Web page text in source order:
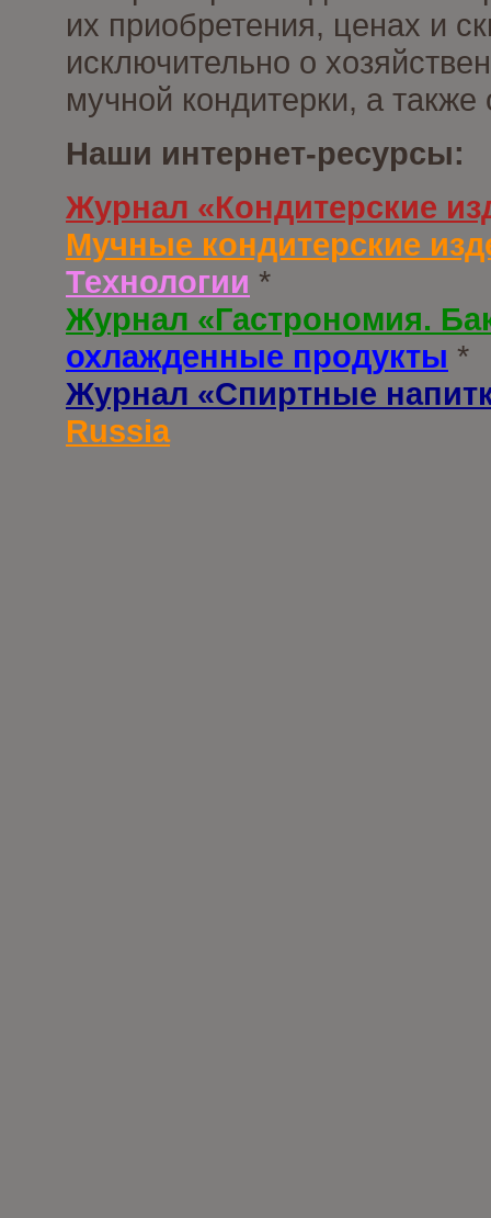
их приобретения, ценах и
исключительно о
мучной кондитерки, а
Наши интернет-ресурсы:
Журнал «Кондитерские
Мучные кондитерские
Технологии *
Журнал «Гастрономия.
охлажденные продукты *
Журнал «Спиртные
Russia